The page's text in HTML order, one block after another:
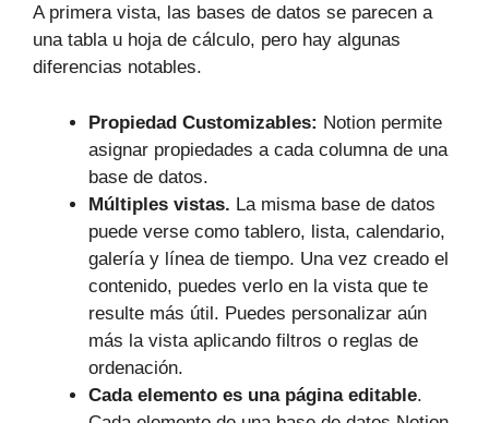
A primera vista, las bases de datos se parecen a
una tabla u hoja de cálculo, pero hay algunas
diferencias notables.
Propiedad Customizables: Notion permite
asignar propiedades a cada columna de una
base de datos.
Múltiples vistas. La misma base de datos
puede verse como tablero, lista, calendario,
galería y línea de tiempo. Una vez creado el
contenido, puedes verlo en la vista que te
resulte más útil. Puedes personalizar aún
más la vista aplicando filtros o reglas de
ordenación.
Cada elemento es una página editable.